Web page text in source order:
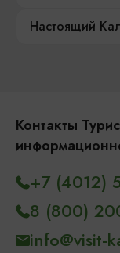
Настоящий
Контакты
+7 (4012)
8 (800)
info@visit-